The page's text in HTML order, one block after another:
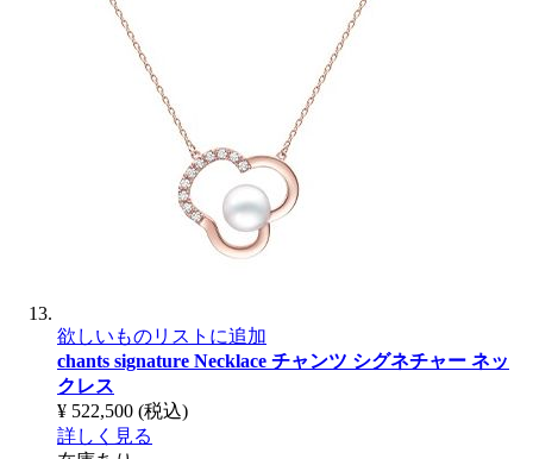
欲しいものリストに追加
chants signature Necklace チャンツ シグネチャー ネッ
クレス
¥ 522,500 (税込)
詳しく見る